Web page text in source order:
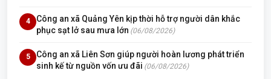
4
Công an xã Quảng Yên kịp thời hỗ trợ người dân khắc
phục sạt lở sau mưa lớn (06/08/2026)
5
Công an xã Liên Sơn giúp người hoàn lương phát triển
sinh kế từ nguồn vốn ưu đãi (06/08/2026)